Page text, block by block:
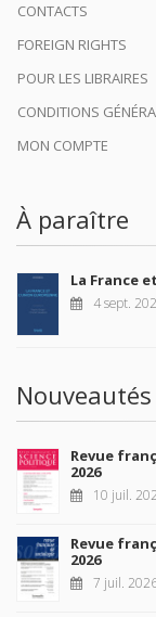
CONTACTS
FOREIGN RIGHTS
POUR LES LIBRAIRES
CONDITIONS
MON COMPTE
À paraître
La France
4 sept.
Nouveautés
Revue
2026
10 juil.
Revue
2026
7 juil.